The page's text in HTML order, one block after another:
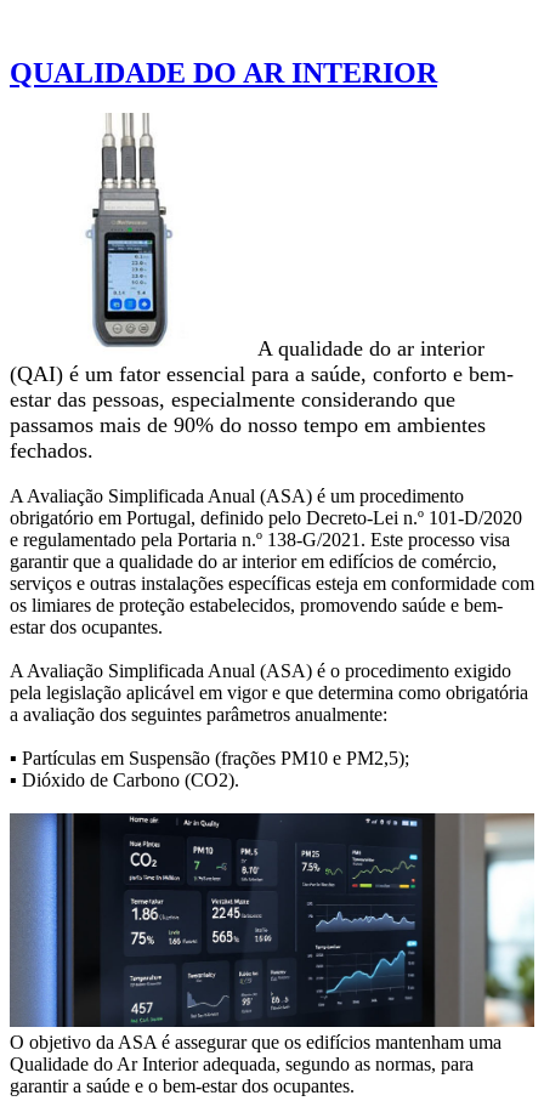
QUALIDADE DO AR INTERIOR
A qualidade do ar interior
(QAI) é um fator essencial para a saúde, conforto e bem-
estar das pessoas, especialmente considerando que
passamos mais de 90% do nosso tempo em ambientes
fechados.
A Avaliação Simplificada Anual (ASA) é um procedimento
obrigatório em Portugal, definido pelo Decreto-Lei n.º 101-D/2020
e regulamentado pela Portaria n.º 138-G/2021. Este processo visa
garantir que a qualidade do ar interior em edifícios de comércio,
serviços e outras instalações específicas esteja em conformidade com
os limiares de proteção estabelecidos, promovendo saúde e bem-
estar dos ocupantes.
A Avaliação Simplificada Anual (ASA) é o procedimento exigido
pela legislação aplicável em vigor e que determina como obrigatória
a avaliação dos seguintes parâmetros anualmente:
▪ Partículas em Suspensão (frações PM10 e PM2,5);
▪ Dióxido de Carbono (CO2).
O objetivo da ASA é assegurar que os edifícios mantenham uma
Qualidade do Ar Interior adequada, segundo as normas, para
garantir a saúde e o bem-estar dos ocupantes.